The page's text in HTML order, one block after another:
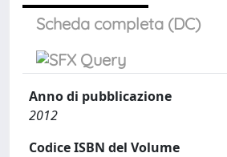
Scheda completa (DC)
Anno di pubblicazione
2012
Codice ISBN del Volume